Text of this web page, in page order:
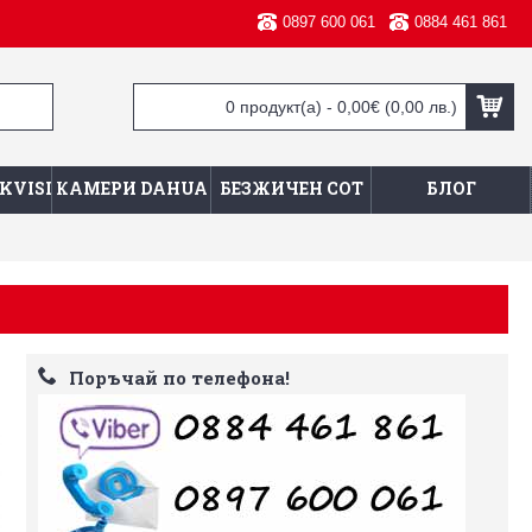
0897 600 061 0884 461 861
0 продукт(а) - 0,00€(0,00 лв.)
КАМЕРИ DAHUA БЕЗЖИЧЕН СОТ БЛОГ
Поръчай по телефона!